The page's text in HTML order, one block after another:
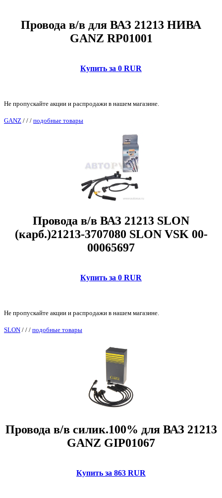
Провода в/в для ВАЗ 21213 НИВА
GANZ RP01001
Купить за 0 RUR
Не пропускайте акции и распродажи в нашем магазине.
GANZ / / / подобные товары
Провода в/в ВАЗ 21213 SLON
(карб.)21213-3707080 SLON VSK 00-
00065697
Купить за 0 RUR
Не пропускайте акции и распродажи в нашем магазине.
SLON / / / подобные товары
Провода в/в силик.100% для ВАЗ 21213
GANZ GIP01067
Купить за 863 RUR